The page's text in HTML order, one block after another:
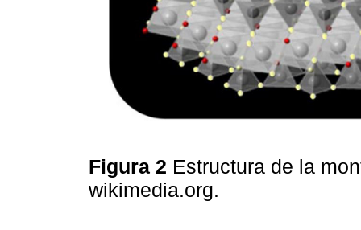
Figura 2 Estructura de la
wikimedia.org.